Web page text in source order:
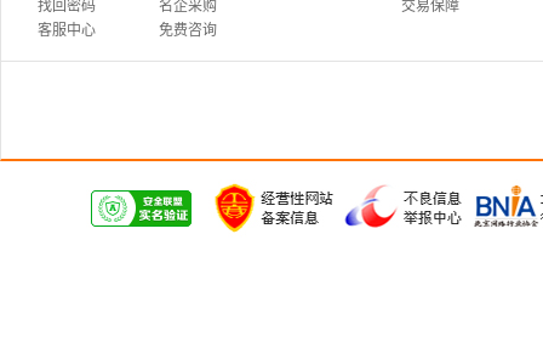
找回密码
客服中心
名企采购
免费咨询
交易保障